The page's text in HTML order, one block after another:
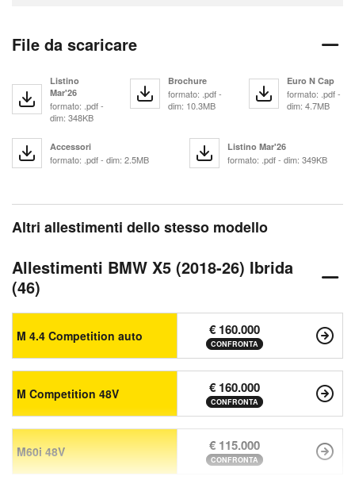
File da scaricare
Listino
Mar'26
formato: .pdf -
dim: 348KB
Brochure
formato: .pdf -
dim: 10.3MB
Euro N Cap
formato: .pdf -
dim: 4.7MB
Accessori
formato: .pdf - dim: 2.5MB
Listino Mar'26
formato: .pdf - dim: 349KB
Altri allestimenti dello stesso modello
Allestimenti BMW X5 (2018-26) Ibrida
(46)
M 4.4 Competition auto € 160.000
CONFRONTA
M Competition 48V € 160.000
CONFRONTA
M60i 48V € 115.000
CONFRONTA